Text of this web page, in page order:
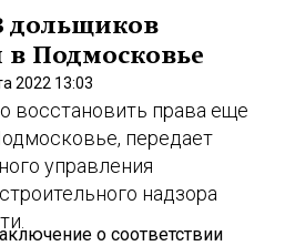
дольщиков
в Подмосковье
2022 13:03
восстановить права еще
передает
управления
надзора
о соответствии